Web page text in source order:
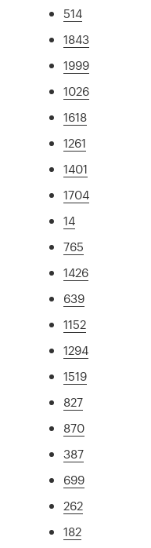
514
1843
1999
1026
1618
1261
1401
1704
14
765
1426
639
1152
1294
1519
827
870
387
699
262
182